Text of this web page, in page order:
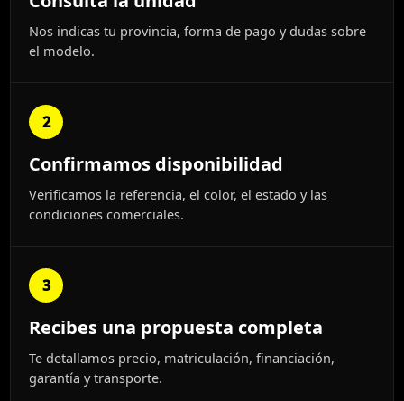
Nos indicas tu provincia, forma de pago y dudas sobre
el modelo.
2
Confirmamos disponibilidad
Verificamos la referencia, el color, el estado y las
condiciones comerciales.
3
Recibes una propuesta completa
Te detallamos precio, matriculación, financiación,
garantía y transporte.